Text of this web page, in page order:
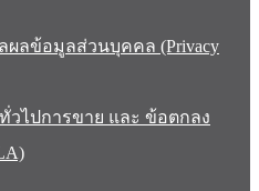
ผลข้อมูลส่วนบุคคล (Privacy
วไปการขาย และ ข้อตกลง